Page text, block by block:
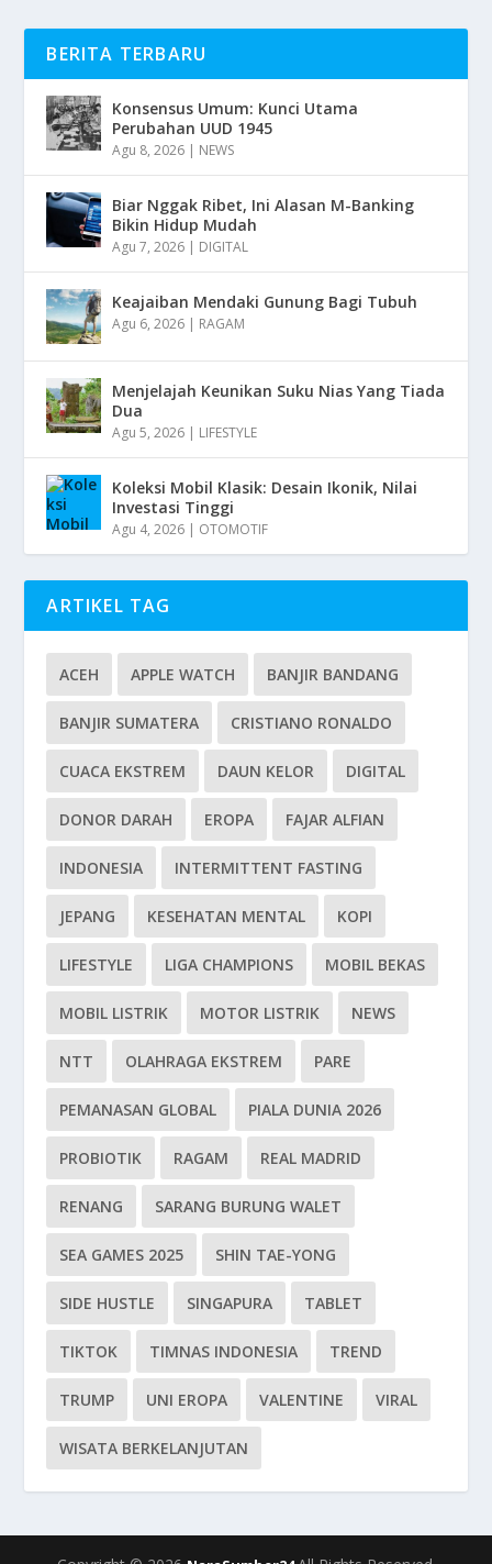
BERITA TERBARU
Konsensus Umum: Kunci Utama
Perubahan UUD 1945
Agu 8, 2026 | NEWS
Biar Nggak Ribet, Ini Alasan M-Banking
Bikin Hidup Mudah
Agu 7, 2026 | DIGITAL
Keajaiban Mendaki Gunung Bagi Tubuh
Agu 6, 2026 | RAGAM
Menjelajah Keunikan Suku Nias Yang Tiada
Dua
Agu 5, 2026 | LIFESTYLE
Koleksi Mobil Klasik: Desain Ikonik, Nilai
Investasi Tinggi
Agu 4, 2026 | OTOMOTIF
ARTIKEL TAG
ACEH APPLE WATCH BANJIR BANDANG
BANJIR SUMATERA CRISTIANO RONALDO
CUACA EKSTREM DAUN KELOR DIGITAL
DONOR DARAH EROPA FAJAR ALFIAN
INDONESIA INTERMITTENT FASTING
JEPANG KESEHATAN MENTAL KOPI
LIFESTYLE LIGA CHAMPIONS MOBIL BEKAS
MOBIL LISTRIK MOTOR LISTRIK NEWS
NTT OLAHRAGA EKSTREM PARE
PEMANASAN GLOBAL PIALA DUNIA 2026
PROBIOTIK RAGAM REAL MADRID
RENANG SARANG BURUNG WALET
SEA GAMES 2025 SHIN TAE-YONG
SIDE HUSTLE SINGAPURA TABLET
TIKTOK TIMNAS INDONESIA TREND
TRUMP UNI EROPA VALENTINE VIRAL
WISATA BERKELANJUTAN